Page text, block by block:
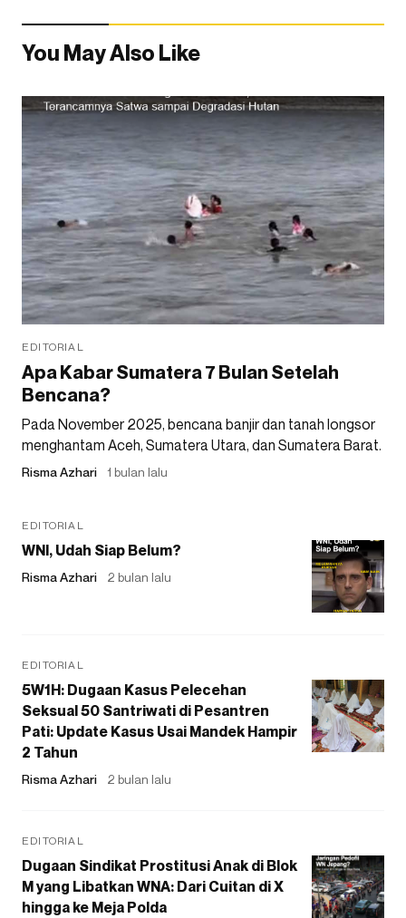
You May Also Like
EDITORIAL
Apa Kabar Sumatera 7 Bulan Setelah
Bencana?
Pada November 2025, bencana banjir dan tanah longsor
menghantam Aceh, Sumatera Utara, dan Sumatera Barat.
Risma Azhari 1 bulan lalu
EDITORIAL
WNI, Udah Siap Belum?
Risma Azhari 2 bulan lalu
EDITORIAL
5W1H: Dugaan Kasus Pelecehan
Seksual 50 Santriwati di Pesantren
Pati: Update Kasus Usai Mandek Hampir
2 Tahun
Risma Azhari 2 bulan lalu
EDITORIAL
Dugaan Sindikat Prostitusi Anak di Blok
M yang Libatkan WNA: Dari Cuitan di X
hingga ke Meja Polda